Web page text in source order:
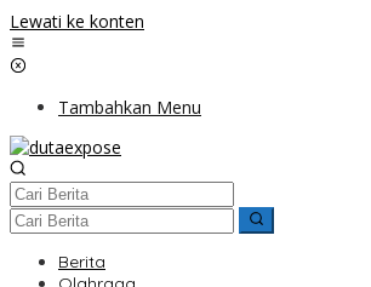
Lewati ke konten
Tambahkan Menu
Berita